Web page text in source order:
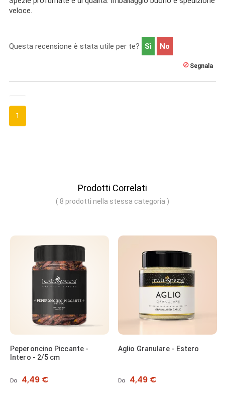
veloce.
Questa recensione è stata utile per te? Sì No
Segnala
1
Prodotti Correlati
( 8 prodotti nella stessa categoria )
Peperoncino Piccante -
Intero - 2/5 cm
Da Prezzo
4,49 €
Aglio Granulare - Estero
Da Prezzo
4,49 €